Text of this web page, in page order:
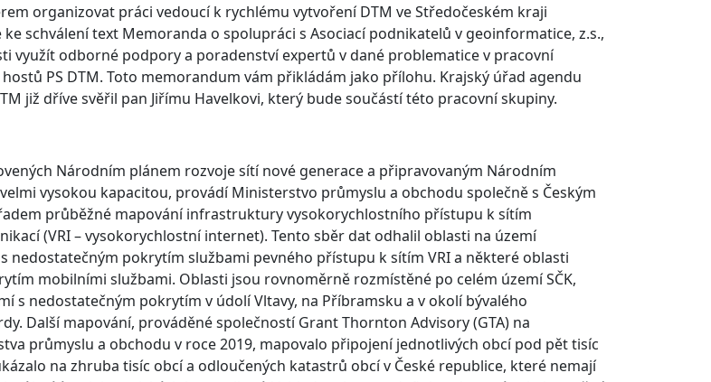
organizovat práci vedoucí k rychlému vytvoření DTM ve Středočeském kraji
schválení text Memoranda o spolupráci s Asociací podnikatelů v geoinformatice, z.s.,
využít odborné podpory a poradenství expertů v dané problematice v pracovní
PS DTM. Toto memorandum vám přikládám jako přílohu. Krajský úřad agendu
již dříve svěřil pan Jiřímu Havelkovi, který bude součástí této pracovní skupiny.
Národním plánem rozvoje sítí nové generace a připravovaným Národním
vysokou kapacitou, provádí Ministerstvo průmyslu a obchodu společně s Českým
průběžné mapování infrastruktury vysokorychlostního přístupu k sítím
(VRI – vysokorychlostní internet). Tento sběr dat odhalil oblasti na území
nedostatečným pokrytím službami pevného přístupu k sítím VRI a některé oblasti
mobilními službami. Oblasti jsou rovnoměrně rozmístěné po celém území SČK,
s nedostatečným pokrytím v údolí Vltavy, na Příbramsku a v okolí bývalého
Další mapování, prováděné společností Grant Thornton Advisory (GTA) na
průmyslu a obchodu v roce 2019, mapovalo připojení jednotlivých obcí pod pět tisíc
na zhruba tisíc obcí a odloučených katastrů obcí v České republice, které nemají